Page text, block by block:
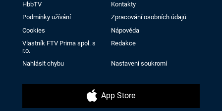
HbbTV
Kontakty
Podmínky užívání
Zpracování osobních údajů
Cookies
Nápověda
Vlastník FTV Prima spol. s
r.o.
Redakce
Nahlásit chybu Nastavení soukromí
App Store